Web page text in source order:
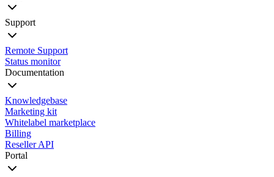
Support
Remote Support
Status monitor
Documentation
Knowledgebase
Marketing kit
Whitelabel marketplace
Billing
Reseller API
Portal